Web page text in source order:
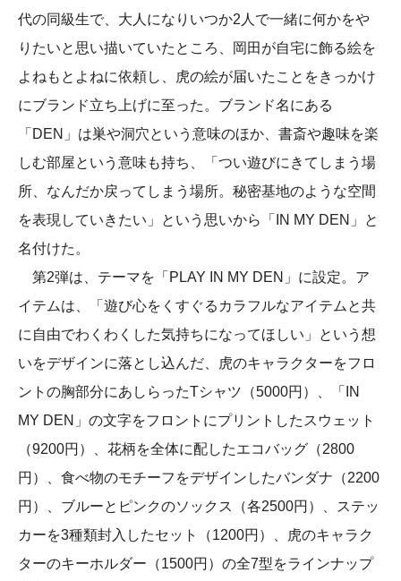
代の同級生で、大人になりいつか2人で一緒に何かをや
りたいと思い描いていたところ、岡田が自宅に飾る絵を
よねもとよねに依頼し、虎の絵が届いたことをきっかけ
にブランド立ち上げに至った。ブランド名にある
「DEN」は巣や洞穴という意味のほか、書斎や趣味を楽
しむ部屋という意味も持ち、「つい遊びにきてしまう場
所、なんだか戻ってしまう場所。秘密基地のような空間
を表現していきたい」という思いから「IN MY DEN」と
名付けた。
第2弾は、テーマを「PLAY IN MY DEN」に設定。ア
イテムは、「遊び心をくすぐるカラフルなアイテムと共
に自由でわくわくした気持ちになってほしい」という想
いをデザインに落とし込んだ、虎のキャラクターをフロ
ントの胸部分にあしらったTシャツ（5000円）、「IN
MY DEN」の文字をフロントにプリントしたスウェット
（9200円）、花柄を全体に配したエコバッグ（2800
円）、食べ物のモチーフをデザインしたバンダナ（2200
円）、ブルーとピンクのソックス（各2500円）、ステッ
カーを3種類封入したセット（1200円）、虎のキャラク
ターのキーホルダー（1500円）の全7型をラインナップ